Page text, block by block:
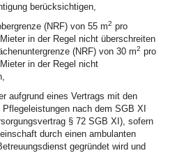
berücksichtigen,
(NRF) von 55 m2 pro
in der Regel nicht überschreiten
(NRF) von 30 m2 pro
in der Regel nicht
aufgrund eines Vertrags mit den
nach dem SGB XI
§ 72 SGB XI), sofern
durch einen ambulanten
gegründet wird und